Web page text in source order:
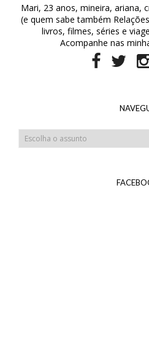
Mari, 23 anos, mineira, ariana,
(e quem sabe também
livros, filmes, séries e
Acompanhe nas